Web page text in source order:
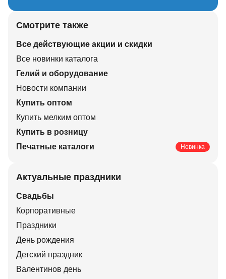
Смотрите также
Все действующие акции и скидки
Все новинки каталога
Гелий и оборудование
Новости компании
Купить оптом
Купить мелким оптом
Купить в розницу
Печатные каталоги
Новинка
Актуальные праздники
Свадьбы
Корпоративные
Праздники
День рождения
Детский праздник
Валентинов день